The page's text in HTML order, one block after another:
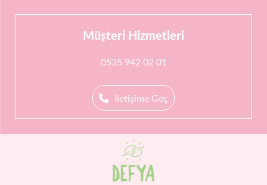
Müşteri Hizmetleri
0535 942 02 01
İletişime Geç